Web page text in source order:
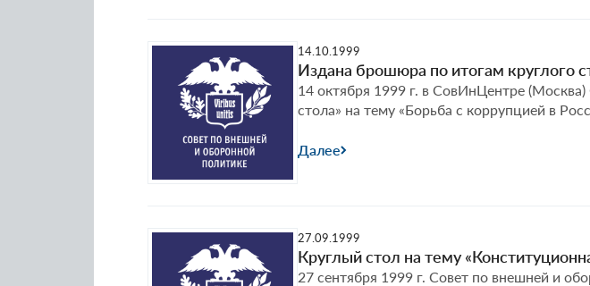
14.10.1999
Издана брошюра по итогам круглого
14 октября 1999 г. в СовИнЦентре
стола» на тему «Борьба с коррупцией в
Далее
27.09.1999
Круглый стол на тему
27 сентября 1999 г. Совет по внешней и